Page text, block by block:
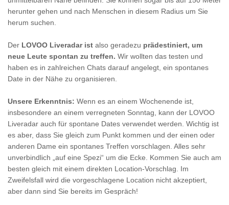
herunter gehen und nach Menschen in diesem Radius um Sie
herum suchen.
Der LOVOO Liveradar ist also geradezu prädestiniert, um
neue Leute spontan zu treffen. Wir wollten das testen und
haben es in zahlreichen Chats darauf angelegt, ein spontanes
Date in der Nähe zu organisieren.
Unsere Erkenntnis: Wenn es an einem Wochenende ist,
insbesondere an einem verregneten Sonntag, kann der LOVOO
Liveradar auch für spontane Dates verwendet werden. Wichtig ist
es aber, dass Sie gleich zum Punkt kommen und der einen oder
anderen Dame ein spontanes Treffen vorschlagen. Alles sehr
unverbindlich „auf eine Spezi“ um die Ecke. Kommen Sie auch am
besten gleich mit einem direkten Location-Vorschlag. Im
Zweifelsfall wird die vorgeschlagene Location nicht akzeptiert,
aber dann sind Sie bereits im Gespräch!